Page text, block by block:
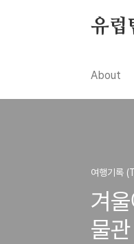
유럽
About
여행기록
겨
물관